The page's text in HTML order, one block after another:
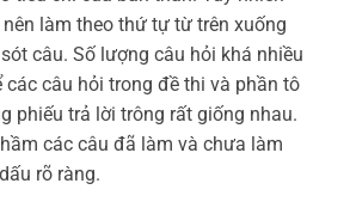
nên làm theo thứ tự từ trên xuống
câu. Số lượng câu hỏi khá nhiều
các câu hỏi trong đề thi và phần tô
phiếu trả lời trông rất giống nhau.
các câu đã làm và chưa làm
rõ ràng.